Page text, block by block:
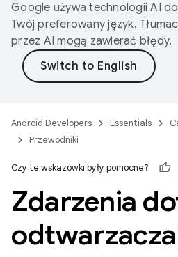
Google używa technologii AI
Twój preferowany język.
przez AI mogą zawierać błędy.
Android Developers Essentials
Przewodniki
Czy te wskazówki były pomocne?
Zdarzenia
odtwarzacza